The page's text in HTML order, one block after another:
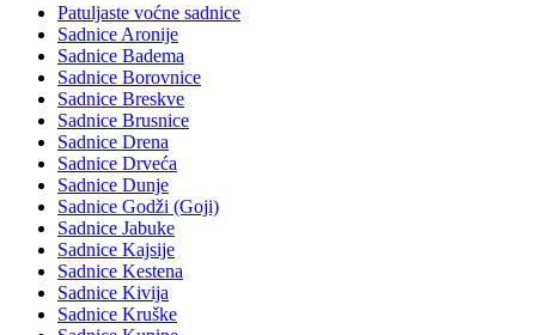
Patuljaste voćne sadnice
Sadnice Aronije
Sadnice Badema
Sadnice Borovnice
Sadnice Breskve
Sadnice Brusnice
Sadnice Drena
Sadnice Drveća
Sadnice Dunje
Sadnice Godži (Goji)
Sadnice Jabuke
Sadnice Kajsije
Sadnice Kestena
Sadnice Kivija
Sadnice Kruške